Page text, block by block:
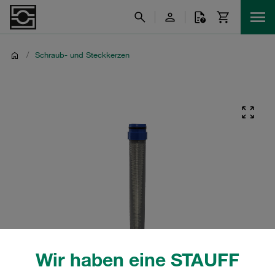
Wir haben eine STAUFF
/ Schraub- und Steckkerzen